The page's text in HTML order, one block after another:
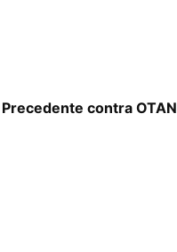
contra OTAN